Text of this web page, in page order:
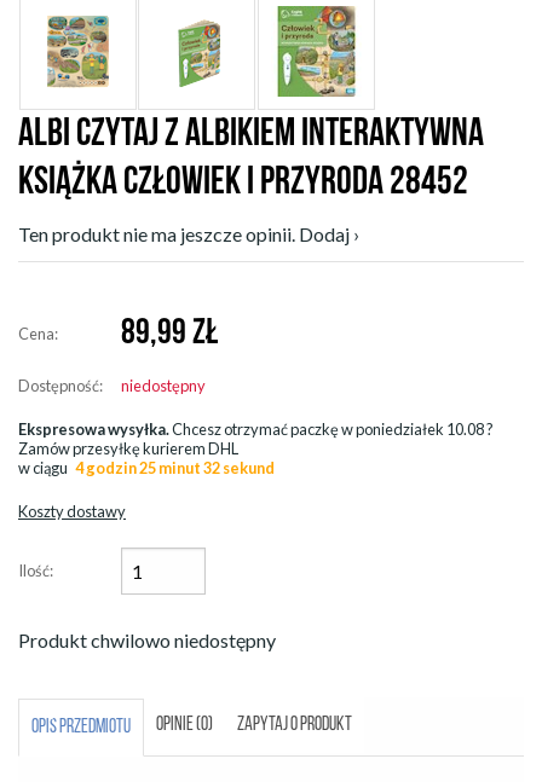
ALBI CZYTAJ Z ALBIKIEM INTERAKTYWNA
KSIĄŻKA CZŁOWIEK I PRZYRODA 28452
Ten produkt nie ma jeszcze opinii. Dodaj ›
Cena: 89,99 ZŁ
Dostępność: niedostępny
Ekspresowa wysyłka.Chcesz otrzymać paczkę wponiedziałek 10.08?
Zamów przesyłkę kurierem DHL
w ciągu 4 godzin 25 minut 31 sekund
Koszty dostawy
Ilość:
Produkt chwilowo niedostępny
OPIS PRZEDMIOTU OPINIE (0) ZAPYTAJ O PRODUKT